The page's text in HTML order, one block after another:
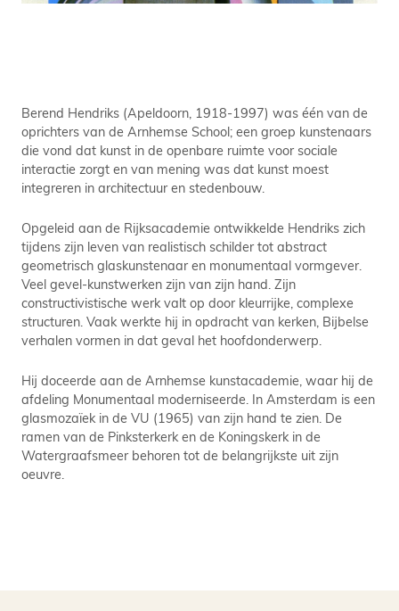
Berend Hendriks (Apeldoorn, 1918-1997) was één van de
oprichters van de Arnhemse School; een groep kunstenaars
die vond dat kunst in de openbare ruimte voor sociale
interactie zorgt en van mening was dat kunst moest
integreren in architectuur en stedenbouw.
Opgeleid aan de Rijksacademie ontwikkelde Hendriks zich
tijdens zijn leven van realistisch schilder tot abstract
geometrisch glaskunstenaar en monumentaal vormgever.
Veel gevel-kunstwerken zijn van zijn hand. Zijn
constructivistische werk valt op door kleurrijke, complexe
structuren. Vaak werkte hij in opdracht van kerken, Bijbelse
verhalen vormen in dat geval het hoofdonderwerp.
Hij doceerde aan de Arnhemse kunstacademie, waar hij de
afdeling Monumentaal moderniseerde. In Amsterdam is een
glasmozaïek in de VU (1965) van zijn hand te zien. De
ramen van de Pinksterkerk en de Koningskerk in de
Watergraafsmeer behoren tot de belangrijkste uit zijn
oeuvre.